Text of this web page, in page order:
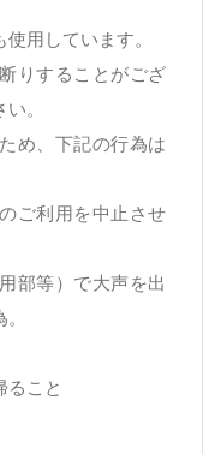
用しています。
りすることがござ
。
め、下記の行為は
ご利用を中止させ
部等）で大声を出
ること